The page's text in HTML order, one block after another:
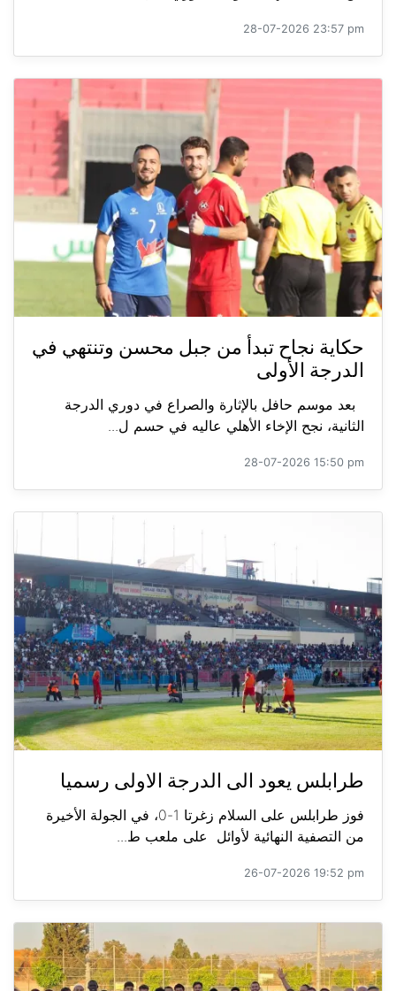
28-07-2026 23:57 pm
حكاية نجاح تبدأ من جبل محسن وتنتهي في
الدرجة الأولى
بعد موسم حافل بالإثارة والصراع في دوري الدرجة
الثانية، نجح الإخاء الأهلي عاليه في حسم ل...
28-07-2026 15:50 pm
طرابلس يعود الى الدرجة الاولى رسميا
فوز طرابلس على السلام زغرتا 1-0، في الجولة الأخيرة
من التصفية النهائية لأوائل على ملعب ط...
26-07-2026 19:52 pm